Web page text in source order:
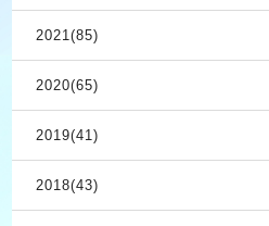
2021(85)
2020(65)
2019(41)
2018(43)